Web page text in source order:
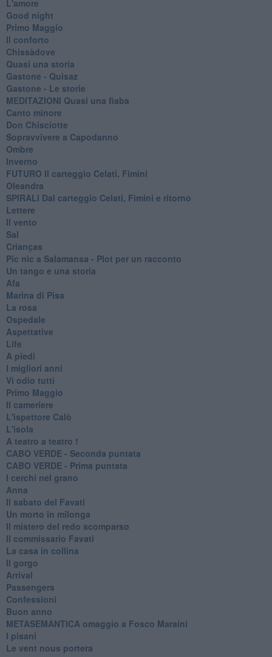
L'amore
Good night
Primo Maggio
Il conforto
Chissàdove
Quasi una storia
Gastone - Quisaz
Gastone - Le storie
MEDITAZIONI Quasi una fiaba
Canto minore
Don Chisciotte
Sopravvivere a Capodanno
Ombre
Inverno
FUTURO Il carteggio Celati, Fimini
Oleandra
SPIRALI Dal carteggio Celati, Fimini e ritorno
Lettere
Il vento
Sal
Crianças
Pic nic a Salamansa - Plot per un racconto
Un tango e una storia
Afa
Marina di Pisa
La rosa
Ospedale
Aspettative
Life
A piedi
I migliori anni
Vi odio tutti
Primo Maggio
Il cameriere
L'ispettore Calò
L'isola
A teatro a teatro !
CABO VERDE - Seconda puntata
CABO VERDE - Prima puntata
I cerchi nel grano
Anna
Il sabato del Favati
Un morto in milonga
Il mistero del redo scomparso
Il commissario Favati
La casa in collina
Il gorgo
Arrival
Passengers
Confessioni
Buon anno
METASEMANTICA omaggio a Fosco Maraini
I pisani
Le vent nous portera